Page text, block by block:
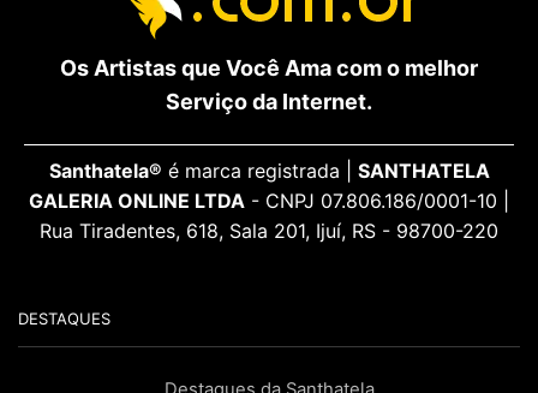
Os Artistas que Você Ama com o melhor
Serviço da Internet.
Santhatela® é marca registrada | SANTHATELA
GALERIA ONLINE LTDA - CNPJ 07.806.186/0001-10 |
Rua Tiradentes, 618, Sala 201, Ijuí, RS - 98700-220
DESTAQUES